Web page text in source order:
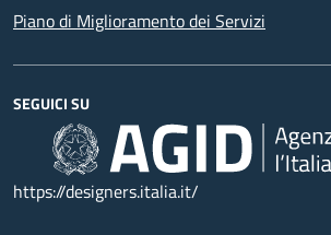
Piano di Miglioramento dei Servizi
SEGUICI SU
https://designers.italia.it/